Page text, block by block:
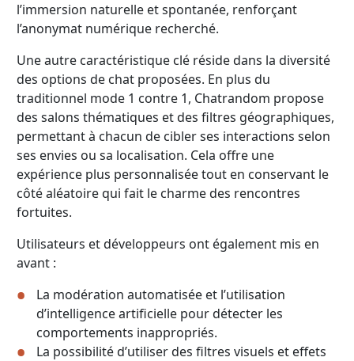
l’immersion naturelle et spontanée, renforçant
l’anonymat numérique recherché.
Une autre caractéristique clé réside dans la diversité
des options de chat proposées. En plus du
traditionnel mode 1 contre 1, Chatrandom propose
des salons thématiques et des filtres géographiques,
permettant à chacun de cibler ses interactions selon
ses envies ou sa localisation. Cela offre une
expérience plus personnalisée tout en conservant le
côté aléatoire qui fait le charme des rencontres
fortuites.
Utilisateurs et développeurs ont également mis en
avant :
La modération automatisée et l’utilisation
d’intelligence artificielle pour détecter les
comportements inappropriés.
La possibilité d’utiliser des filtres visuels et effets